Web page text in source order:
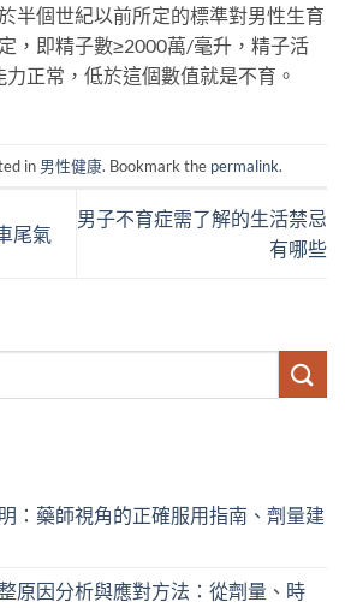
半個世紀以前所定的標準對男性生育
，即精子數≥2000萬/毫升，精子活
正常，低於這個數值就是不育。
in 男性健康. Bookmark the permalink.
尾氣
男子不育症需了解的生活禁忌
有哪些
：藥師視角的正確服用指南、劑量建
原因分析與應對方法：從劑量、時